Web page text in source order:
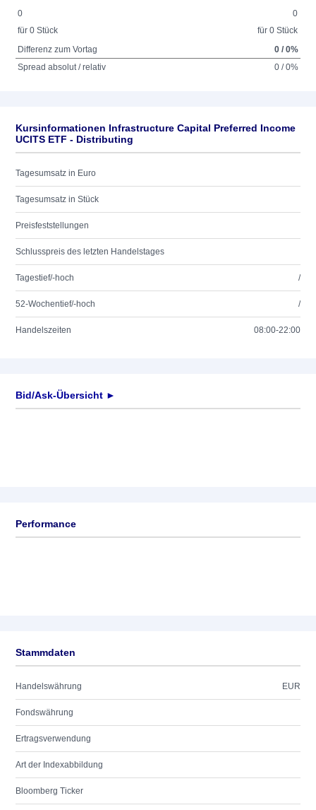
0
für 0 Stück
0
für 0 Stück
Differenz zum Vortag
0 / 0%
Spread absolut / relativ
0 / 0%
Kursinformationen Infrastructure Capital Preferred Income
UCITS ETF - Distributing
Tagesumsatz in Euro
Tagesumsatz in Stück
Preisfeststellungen
Schlusspreis des letzten Handelstages
Tagestief/-hoch /
52-Wochentief/-hoch /
Handelszeiten 08:00-22:00
Bid/Ask-Übersicht ►
Performance
Stammdaten
Handelswährung EUR
Fondswährung
Ertragsverwendung
Art der Indexabbildung
Bloomberg Ticker